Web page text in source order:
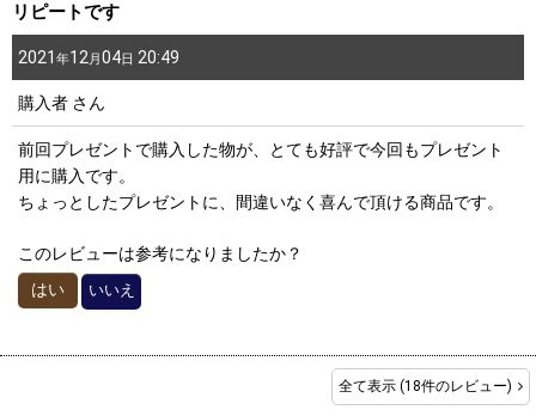
リピートです
2021 年12月 04日 20:49
購入者 さん
前回プレゼントで購入した物が、とても好評で今回もプレゼント
用に購入です。
ちょっとしたプレゼントに、間違いなく喜んで頂ける商品です。
このレビューは参考になりましたか？
はい
いいえ
全て表示 (18件のレビュー)